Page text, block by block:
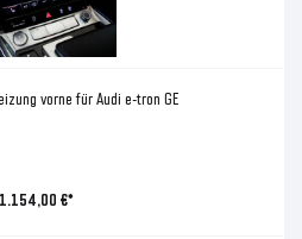
vorne für Audi e-tron GE
1.154,00 €*